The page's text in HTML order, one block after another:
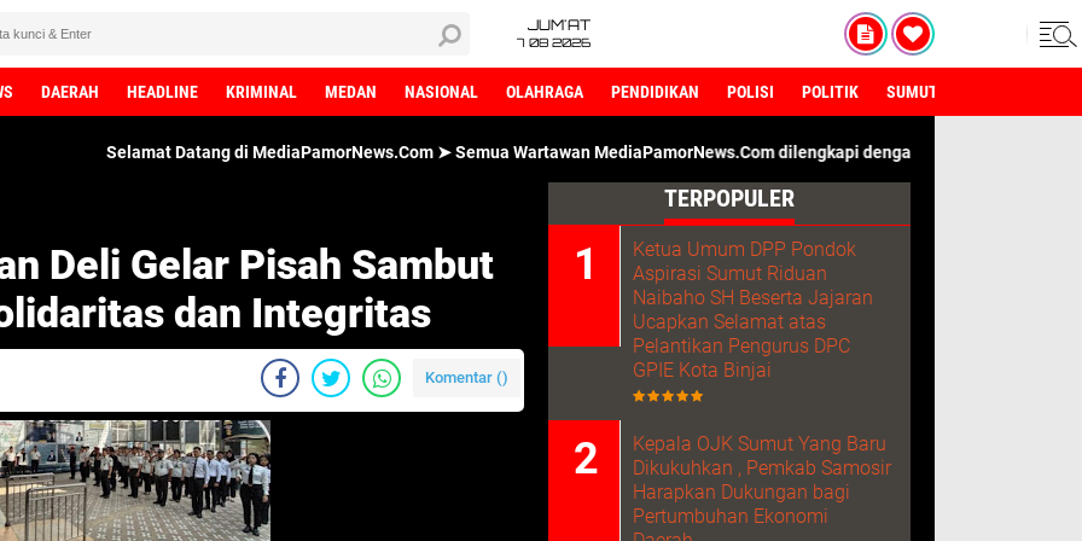
JUM'AT
7 08 2026
DAERAH HEADLINE KRIMINAL MEDAN NASIONAL OLAHRAGA PENDIDIKAN POLISI POLITIK SUMUT
Selamat Datang di MediaPamorNews.Com ➤ Semua Wartawan MediaPamorNews.Com dilengkapi dengan ID Card Wartawan. Kami Adalah
Deli Gelar Pisah Sambut
dan Integritas
Komentar ()
TERPOPULER
Ketua Umum DPP Pondok
Aspirasi Sumut Riduan
Naibaho SH Beserta Jajaran
Ucapkan Selamat atas
Pelantikan Pengurus DPC
GPIE Kota Binjai
Kepala OJK Sumut Yang Baru
Dikukuhkan , Pemkab Samosir
Harapkan Dukungan bagi
Pertumbuhan Ekonomi